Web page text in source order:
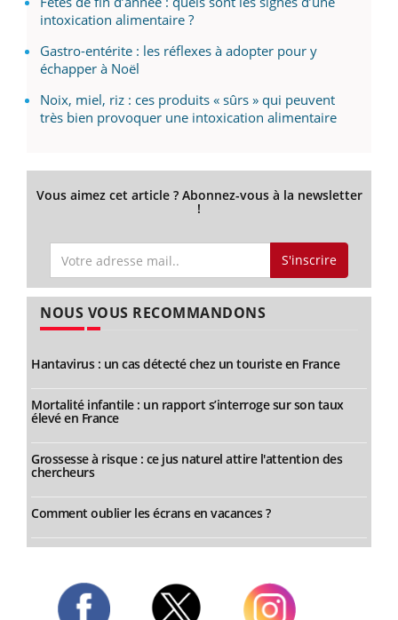
intoxication alimentaire ?
Gastro-entérite : les réflexes à adopter pour y
échapper à Noël
Noix, miel, riz : ces produits « sûrs » qui peuvent
très bien provoquer une intoxication alimentaire
Vous aimez cet article ? Abonnez-vous à la newsletter
!
S'inscrire
NOUS VOUS RECOMMANDONS
Hantavirus : un cas détecté chez un touriste en France
Mortalité infantile : un rapport s’interroge sur son taux
élevé en France
Grossesse à risque : ce jus naturel attire l'attention des
chercheurs
Comment oublier les écrans en vacances ?